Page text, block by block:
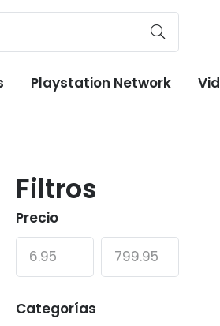
Playstation Network
Filtros
Precio
Categorías